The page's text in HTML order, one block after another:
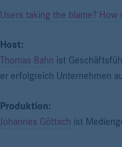
Users taking the blame?
Host:
Thomas Bahn ist
er erfolgreich Unternehmen
Produktion:
Johannes Göttsch ist